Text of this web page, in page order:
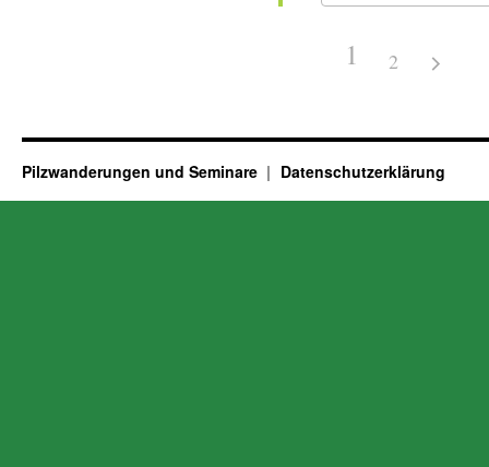
1 2
Pilzwanderungen und Seminare Datenschutzerklärung